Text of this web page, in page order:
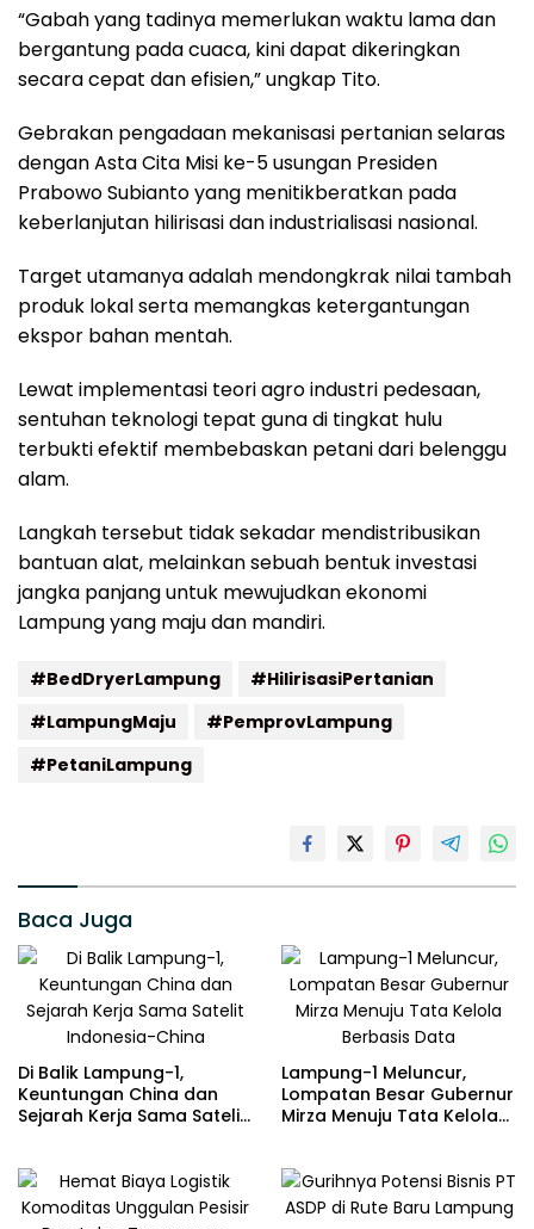
“Gabah yang tadinya memerlukan waktu lama dan
bergantung pada cuaca, kini dapat dikeringkan
secara cepat dan efisien,” ungkap Tito.
Gebrakan pengadaan mekanisasi pertanian selaras
dengan Asta Cita Misi ke-5 usungan Presiden
Prabowo Subianto yang menitikberatkan pada
keberlanjutan hilirisasi dan industrialisasi nasional.
Target utamanya adalah mendongkrak nilai tambah
produk lokal serta memangkas ketergantungan
ekspor bahan mentah.
Lewat implementasi teori agro industri pedesaan,
sentuhan teknologi tepat guna di tingkat hulu
terbukti efektif membebaskan petani dari belenggu
alam.
Langkah tersebut tidak sekadar mendistribusikan
bantuan alat, melainkan sebuah bentuk investasi
jangka panjang untuk mewujudkan ekonomi
Lampung yang maju dan mandiri.
#BedDryerLampung
#HilirisasiPertanian
#LampungMaju
#PemprovLampung
#PetaniLampung
Baca Juga
Di Balik Lampung-1,
Keuntungan China dan
Sejarah Kerja Sama Satelit
Lampung-1 Meluncur,
Lompatan Besar Gubernur
Mirza Menuju Tata Kelola